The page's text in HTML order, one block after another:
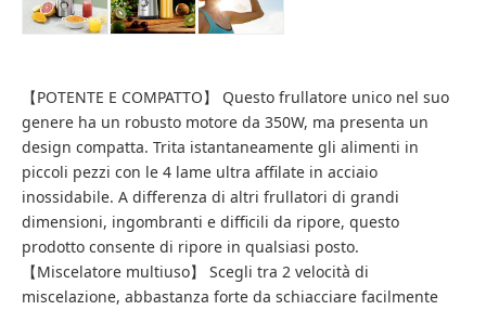
【POTENTE E COMPATTO】 Questo frullatore unico nel suo
genere ha un robusto motore da 350W, ma presenta un
design compatta. Trita istantaneamente gli alimenti in
piccoli pezzi con le 4 lame ultra affilate in acciaio
inossidabile. A differenza di altri frullatori di grandi
dimensioni, ingombranti e difficili da ripore, questo
prodotto consente di ripore in qualsiasi posto.
【Miscelatore multiuso】 Scegli tra 2 velocità di
miscelazione, abbastanza forte da schiacciare facilmente